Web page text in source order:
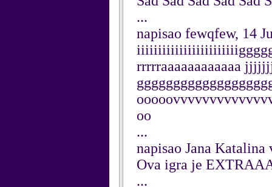
...
napisao fewqfew, 14
rrrrraaaaaaaaaaaa
oo
...
napisao Jana Katalina
Ova igra je
...